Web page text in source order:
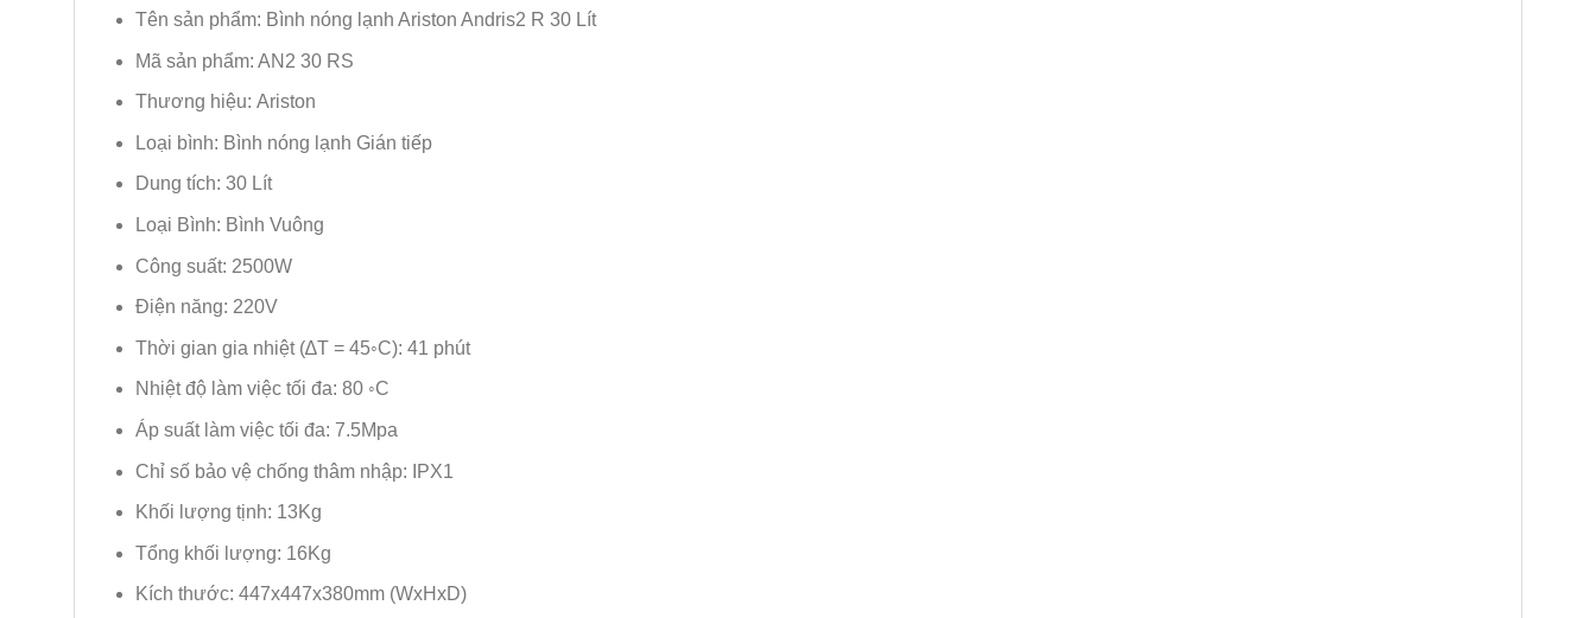
Tên sản phẩm: Bình nóng lạnh Ariston Andris2 R 30 Lít
Mã sản phẩm: AN2 30 RS
Thương hiệu: Ariston
Loại bình: Bình nóng lạnh Gián tiếp
Dung tích: 30 Lít
Loại Bình: Bình Vuông
Công suất: 2500W
Điện năng: 220V
Thời gian gia nhiệt (∆T = 45◦C): 41 phút
Nhiệt độ làm việc tối đa: 80 ◦C
Áp suất làm việc tối đa: 7.5Mpa
Chỉ số bảo vệ chống thâm nhập: IPX1
Khối lượng tịnh: 13Kg
Tổng khối lượng: 16Kg
Kích thước: 447x447x380mm (WxHxD)